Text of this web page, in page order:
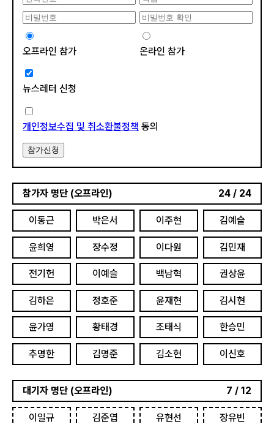
오프라인 참가 온라인 참가
뉴스레터 신청
개인정보수집 및 취소환불정책 동의
참가신청
참가자 명단 (오프라인) 24 / 24
이동근 박은서 이주현 김예슬
윤희영 장수정 이다원 김민재
전기헌 이예슬 백남혁 권상윤
김하은 정호준 윤재현 김시현
윤가영 황태경 조태식 한승민
추명한 김명준 김소현 이신호
대기자 명단 (오프라인) 7 / 12
이일규 김준엽 유현선 장유빈